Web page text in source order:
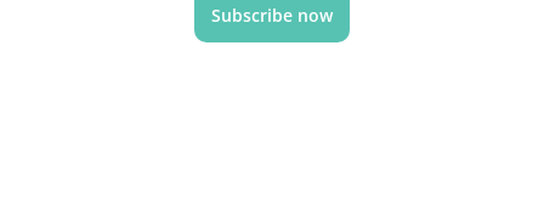
Subscribe now